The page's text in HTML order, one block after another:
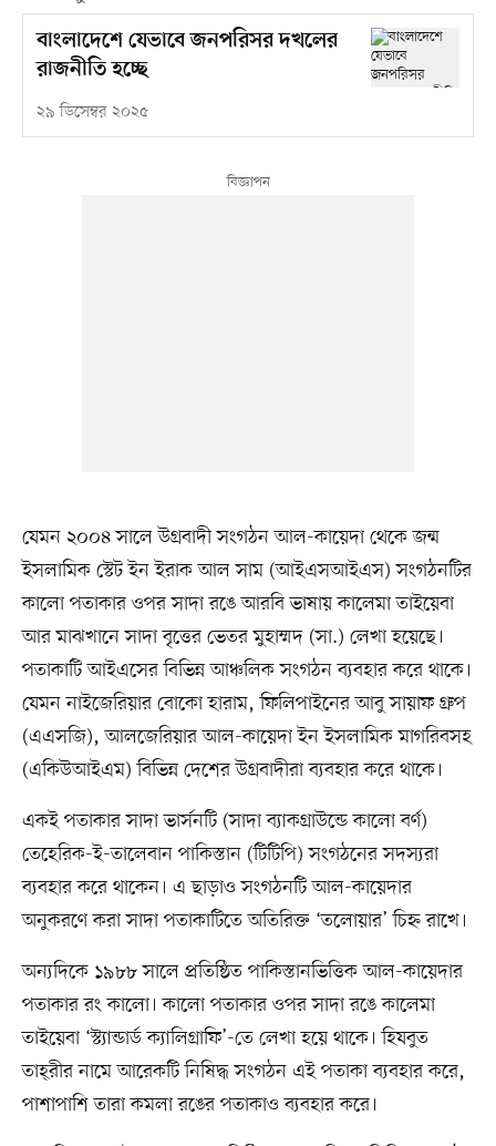
বাংলাদেশে যেভাবে জনপরিসর দখলের
রাজনীতি হচ্ছে
২৯ ডিসেম্বর ২০২৫
যেমন ২০০৪ সালে উগ্রবাদী সংগঠন আল-কায়েদা থেকে জন্ম
ইসলামিক স্টেট ইন ইরাক আল সাম (আইএসআইএস) সংগঠনটির
কালো পতাকার ওপর সাদা রঙে আরবি ভাষায় কালেমা তাইয়েবা
আর মাঝখানে সাদা বৃত্তের ভেতর মুহাম্মদ (সা.) লেখা হয়েছে।
পতাকাটি আইএসের বিভিন্ন আঞ্চলিক সংগঠন ব্যবহার করে থাকে।
যেমন নাইজেরিয়ার বোকো হারাম, ফিলিপাইনের আবু সায়াফ গ্রুপ
(এএসজি), আলজেরিয়ার আল-কায়েদা ইন ইসলামিক মাগরিবসহ
(একিউআইএম) বিভিন্ন দেশের উগ্রবাদীরা ব্যবহার করে থাকে।
একই পতাকার সাদা ভার্সনটি (সাদা ব্যাকগ্রাউন্ডে কালো বর্ণ)
তেহেরিক-ই-তালেবান পাকিস্তান (টিটিপি) সংগঠনের সদস্যরা
ব্যবহার করে থাকেন। এ ছাড়াও সংগঠনটি আল-কায়েদার
অনুকরণে করা সাদা পতাকাটিতে অতিরিক্ত ‘তলোয়ার’ চিহ্ন রাখে।
অন্যদিকে ১৯৮৮ সালে প্রতিষ্ঠিত পাকিস্তানভিত্তিক আল-কায়েদার
পতাকার রং কালো। কালো পতাকার ওপর সাদা রঙে কালেমা
তাইয়েবা ‘স্ট্যান্ডার্ড ক্যালিগ্রাফি’-তে লেখা হয়ে থাকে। হিযবুত
তাহ্‌রীর নামে আরেকটি নিষিদ্ধ সংগঠন এই পতাকা ব্যবহার করে,
পাশাপাশি তারা কমলা রঙের পতাকাও ব্যবহার করে।